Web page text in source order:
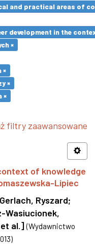
and practical areas of
development in the
×
×
×
×
filtry zaawansowane
of knowledge
Lipiec
Gerlach, Ryszard;
Wasiucionek,
al.] (Wydawnictwo
)